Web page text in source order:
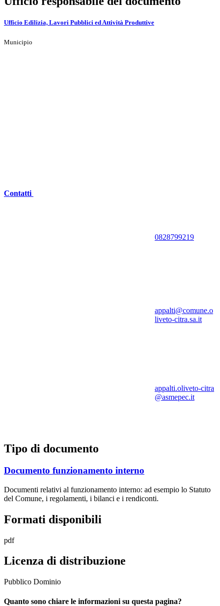
Ufficio Edilizia, Lavori Pubblici ed Attività Produttive
Municipio
Contatti
0828799219
appalti@comune.o
liveto-citra.sa.it
appalti.oliveto-citra
@asmepec.it
Tipo di documento
Documento funzionamento interno
Documenti relativi al funzionamento interno: ad esempio lo Statuto
del Comune, i regolamenti, i bilanci e i rendiconti.
Formati disponibili
pdf
Licenza di distribuzione
Pubblico Dominio
Quanto sono chiare le informazioni su questa pagina?